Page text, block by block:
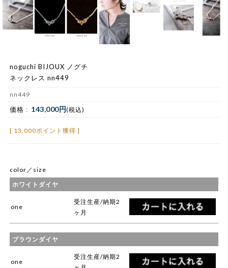
noguchi BIJOUX ノグチ
ネックレス nn449
nn449
価格 : 143,000円(税込)
[ 13,000ポイント獲得 ]
color／size
ホワイトダイヤ
one
受注生産/納期2
ヶ月
ブラウンダイヤ
one
受注生産/納期2